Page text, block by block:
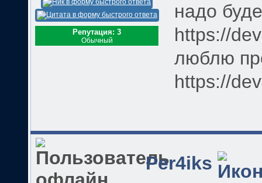
Репутация: 3
Обычный
надо
https://
люблю
https://
Per4iks